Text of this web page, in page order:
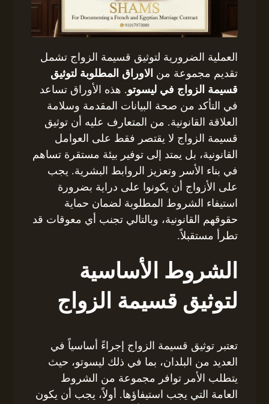
العملية الضرورية لتوثيق قسيمة الزواج تشمل
تقديم مجموعة من الاوراق المطلوبة لتوثيق
قسيمة الزواج في ليسوتو. هذه الأوراق تساعد
في التأكد من صحة البيانات المقدمة وسلامة
العلاقة القانونية. من المتعارف عليه أن توثيق
قسيمة الزواج لا يقتصر فقط على العوامل
القانونية، بل يمتد إلى توفير بيئة مستقرة تساهم
في بناء الأسر وتعزيز الروابط البشرية. يجب
على الأزواج أن يكونوا على دراية بضرورة
استيفاء الشروط المطلوبة لضمان حماية
حقوقهم القانونية، وبالتالي تجنب أي معوقات قد
تطرأ مستقبلاً.
الشروط الأساسية
لتوثيق قسيمة الزواج
تعتبر توثيق قسيمة الزواج إجراءً أساسياً في
العديد من البلدان، بما في ذلك ليسوتو، حيث
يتطلب الأمر توافر مجموعة من الشروط
العامة التي يجب استيفاؤها. أولاً، يجب أن يكون